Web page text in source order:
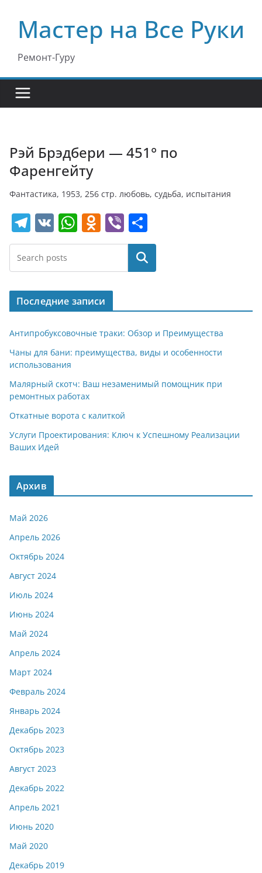
содержимому
Мастер на Все Руки
Ремонт-Гуру
Рэй Брэдбери — 451° по
Фаренгейту
Фантастика, 1953, 256 стр. любовь, судьба, испытания
T
el
e
gr
a
m
V
K
W
h
s
A
p
p
O
d
o
kl
a
ss
ni
Vi
b
er
т
п
р
в
и
т
Поиск
Последние записи
Антипробуксовочные траки: Обзор и Преимущества
Чаны для бани: преимущества, виды и особенности
использования
Малярный скотч: Ваш незаменимый помощник при
ремонтных работах
Откатные ворота с калиткой
Услуги Проектирования: Ключ к Успешному Реализации
Ваших Идей
Архив
Май 2026
Апрель 2026
Октябрь 2024
Август 2024
Июль 2024
Июнь 2024
Май 2024
Апрель 2024
Март 2024
Февраль 2024
Январь 2024
Декабрь 2023
Октябрь 2023
Август 2023
Декабрь 2022
Апрель 2021
Июнь 2020
Май 2020
Декабрь 2019